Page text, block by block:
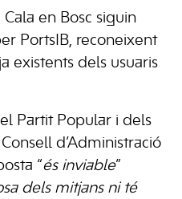
en Bosc siguin
PortsIB, reconeixent
existents dels usuaris
Partit Popular i dels
d’Administració
“és inviable”
dels mitjans ni té